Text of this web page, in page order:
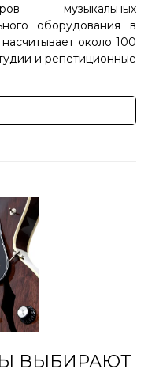
музыкальных
оборудования в
около 100
и репетиционные
ВЫБИРАЮТ